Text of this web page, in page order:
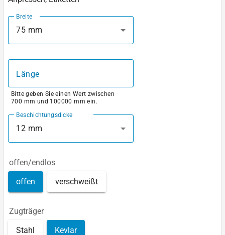
Breite
75 mm
Länge
Bitte geben Sie einen Wert zwischen
700 mm und 100000 mm ein.
Beschichtungsdicke
12 mm
offen/endlos
offen verschweißt
Zugträger
Stahl Kevlar